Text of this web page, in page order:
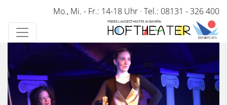
Direkt
zum
Inhalt
Mo., Mi. - Fr.: 14-18 Uhr · Tel.: 08131 - 326 400